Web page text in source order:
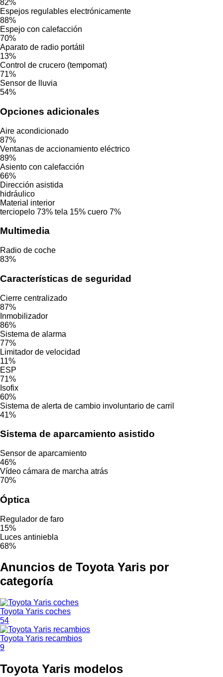
82%
Espejos regulables electrónicamente
88%
Espejo con calefacción
70%
Aparato de radio portátil
13%
Control de crucero (tempomat)
71%
Sensor de lluvia
54%
Opciones adicionales
Aire acondicionado
87%
Ventanas de accionamiento eléctrico
89%
Asiento con calefacción
66%
Dirección asistida
hidráulico
Material interior
terciopelo 73% tela 15% cuero 7%
Multimedia
Radio de coche
83%
Características de seguridad
Cierre centralizado
87%
Inmobilizador
86%
Sistema de alarma
77%
Limitador de velocidad
11%
ESP
71%
Isofix
60%
Sistema de alerta de cambio involuntario de carril
41%
Sistema de aparcamiento asistido
Sensor de aparcamiento
46%
Vídeo cámara de marcha atrás
70%
Óptica
Regulador de faro
15%
Luces antiniebla
68%
Anuncios de Toyota Yaris por
categoría
Toyota Yaris coches
54
Toyota Yaris recambios
9
Toyota Yaris modelos